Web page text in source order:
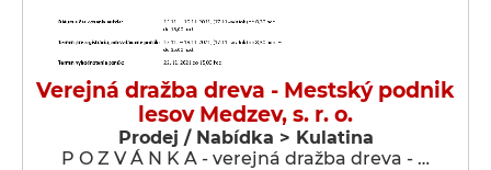
Verejná dražba dreva - Mestský podnik
lesov Medzev, s. r. o.
Prodej / Nabídka > Kulatina
P O Z V Á N K A - verejná dražba dreva - …